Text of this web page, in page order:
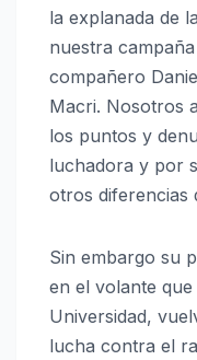
la explanada de
nuestra
compañero
Macri. Nosotros
los puntos y
luchadora y por
otros diferencias
Sin embargo su
en el volante
Universidad,
lucha contra el